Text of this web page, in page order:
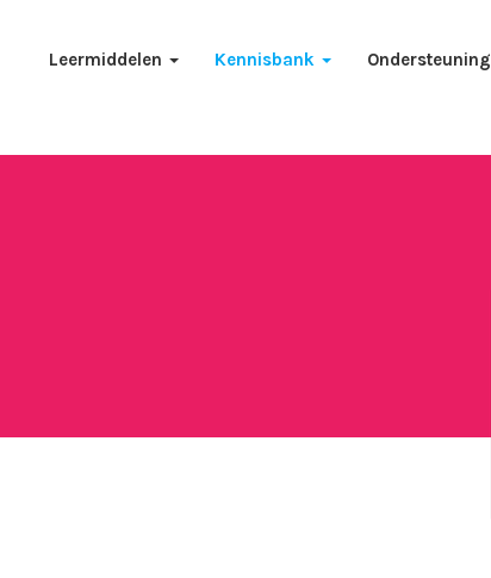
Leermiddelen Kennisbank Ondersteuning